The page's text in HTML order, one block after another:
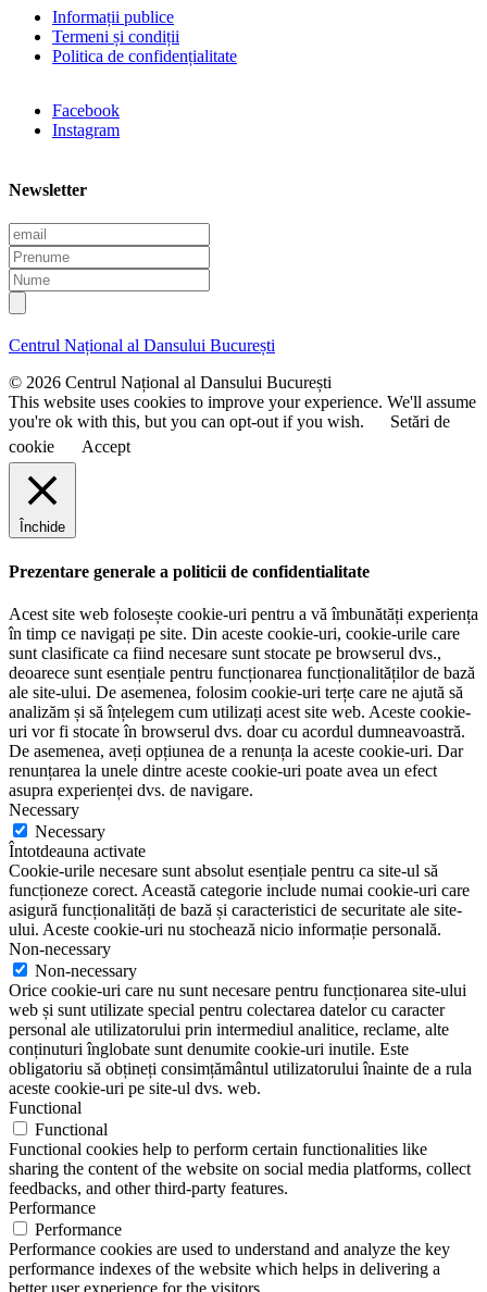
Informații publice
Termeni și condiții
Politica de confidențialitate
Facebook
Instagram
Newsletter
E
m
a
i
l
P
r
e
n
m
e
N
u
m
e
Centrul Național al Dansului București
© 2026 Centrul Național al Dansului București
This website uses cookies to improve your experience. We'll assume
you're ok with this, but you can opt-out if you wish.
Setări de
cookie
Accept
Închide
Prezentare generale a politicii de confidentialitate
Acest site web folosește cookie-uri pentru a vă îmbunătăți experiența
în timp ce navigați pe site. Din aceste cookie-uri, cookie-urile care
sunt clasificate ca fiind necesare sunt stocate pe browserul dvs.,
deoarece sunt esențiale pentru funcționarea funcționalităților de bază
ale site-ului. De asemenea, folosim cookie-uri terțe care ne ajută să
analizăm și să înțelegem cum utilizați acest site web. Aceste cookie-
uri vor fi stocate în browserul dvs. doar cu acordul dumneavoastră.
De asemenea, aveți opțiunea de a renunța la aceste cookie-uri. Dar
renunțarea la unele dintre aceste cookie-uri poate avea un efect
asupra experienței dvs. de navigare.
Necessary
Necessary
Întotdeauna activate
Cookie-urile necesare sunt absolut esențiale pentru ca site-ul să
funcționeze corect. Această categorie include numai cookie-uri care
asigură funcționalități de bază și caracteristici de securitate ale site-
ului. Aceste cookie-uri nu stochează nicio informație personală.
Non-necessary
Non-necessary
Orice cookie-uri care nu sunt necesare pentru funcționarea site-ului
web și sunt utilizate special pentru colectarea datelor cu caracter
personal ale utilizatorului prin intermediul analitice, reclame, alte
conținuturi înglobate sunt denumite cookie-uri inutile. Este
obligatoriu să obțineți consimțământul utilizatorului înainte de a rula
aceste cookie-uri pe site-ul dvs. web.
Functional
Functional
Functional cookies help to perform certain functionalities like
sharing the content of the website on social media platforms, collect
feedbacks, and other third-party features.
Performance
Performance
Performance cookies are used to understand and analyze the key
performance indexes of the website which helps in delivering a
better user experience for the visitors.